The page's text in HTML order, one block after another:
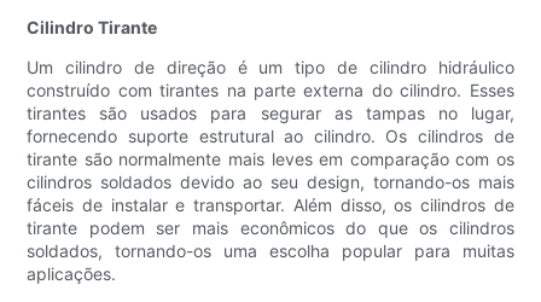
Cilindro Tirante
Um cilindro de direção é um tipo de cilindro hidráulico
construído com tirantes na parte externa do cilindro. Esses
tirantes são usados ​​para segurar as tampas no lugar,
fornecendo suporte estrutural ao cilindro. Os cilindros de
tirante são normalmente mais leves em comparação com os
cilindros soldados devido ao seu design, tornando-os mais
fáceis de instalar e transportar. Além disso, os cilindros de
tirante podem ser mais econômicos do que os cilindros
soldados, tornando-os uma escolha popular para muitas
aplicações.